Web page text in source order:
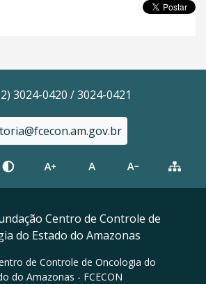
3024-0420 / 3024-0421
Centro de Controle de
do Estado do Amazonas
de Controle de Oncologia do
do Amazonas - FCECON